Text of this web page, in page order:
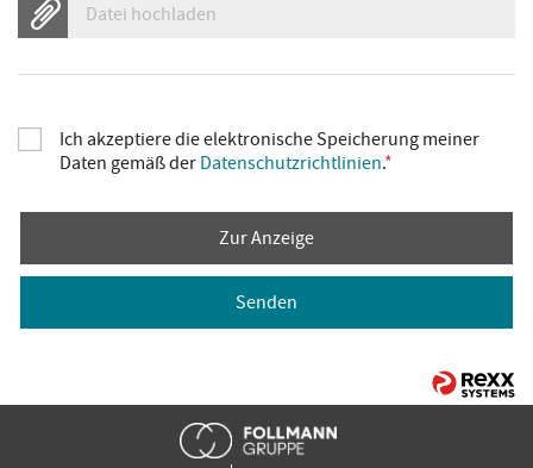
Datei hochladen
Ich akzeptiere die elektronische Speicherung meiner
Daten gemäß der Datenschutzrichtlinien.*
Zur Anzeige
Senden